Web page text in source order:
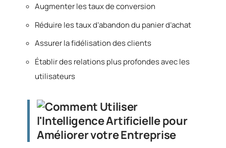
Augmenter les taux de conversion
Réduire les taux d’abandon du panier d’achat
Assurer la fidélisation des clients
Établir des relations plus profondes avec les
utilisateurs